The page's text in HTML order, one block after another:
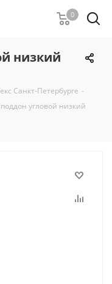
0
низкий
Санкт-Петербурге -
угловой низкий